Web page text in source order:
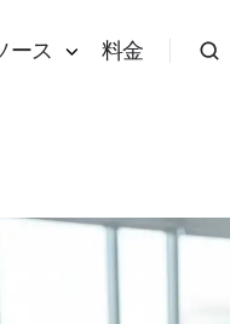
ース 料金